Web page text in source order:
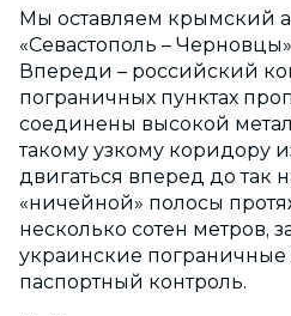
Мы оставляем крымский
«Севастополь –
Впереди – российский
пограничных пунктах
соединены высокой
такому узкому коридору
двигаться вперед до так
«ничейной» полосы
несколько сотен метров,
украинские пограничные
паспортный контроль.